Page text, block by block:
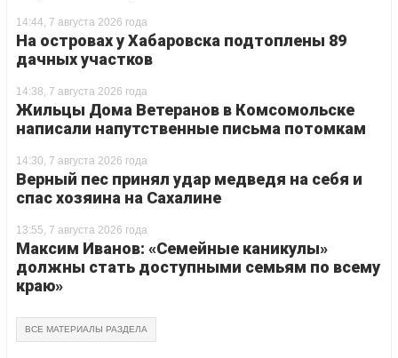
14:44, 7 августа 2026 года
На островах у Хабаровска подтоплены 89
дачных участков
14:38, 7 августа 2026 года
Жильцы Дома Ветеранов в Комсомольске
написали напутственные письма потомкам
14:30, 7 августа 2026 года
Верный пес принял удар медведя на себя и
спас хозяина на Сахалине
13:55, 7 августа 2026 года
Максим Иванов: «Семейные каникулы»
должны стать доступными семьям по всему
краю»
ВСЕ МАТЕРИАЛЫ РАЗДЕЛА